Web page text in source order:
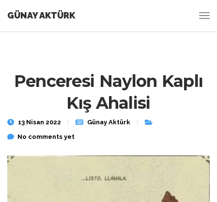
GÜNAY AKTÜRK
Penceresi Naylon Kaplı
Kış Ahalisi
13 Nisan 2022
Günay Aktürk
No comments yet